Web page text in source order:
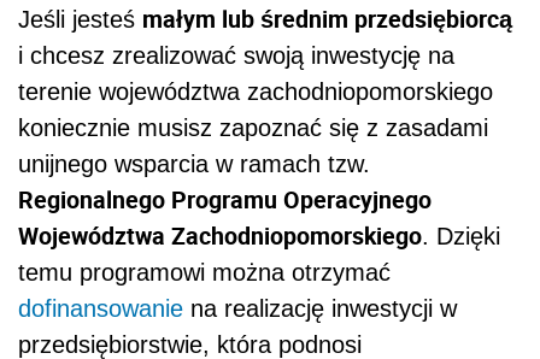
Jeśli jesteś małym lub średnim przedsiębiorcą
i chcesz zrealizować swoją inwestycję na
terenie województwa zachodniopomorskiego
koniecznie musisz zapoznać się z zasadami
unijnego wsparcia w ramach tzw.
Regionalnego Programu Operacyjnego
Województwa Zachodniopomorskiego. Dzięki
temu programowi można otrzymać
dofinansowanie na realizację inwestycji w
przedsiębiorstwie, która podnosi